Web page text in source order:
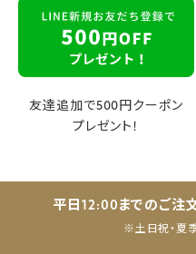
友達追加で500円クーポン
プレゼント！
平日12:00までのご注
※土日祝・夏